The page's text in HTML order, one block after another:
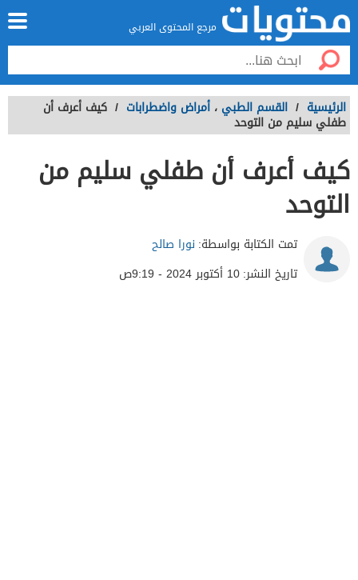
مرجع المحتوى العربي
الرئيسية / القسم الطبي ، أمراض واضطرابات / كيف أعرف أن
طفلي سليم من التوحد
كيف أعرف أن طفلي سليم من
التوحد
تمت الكتابة بواسطة: نورا صالح
تاريخ النشر:10 أكتوبر 2024 - 9:19ص